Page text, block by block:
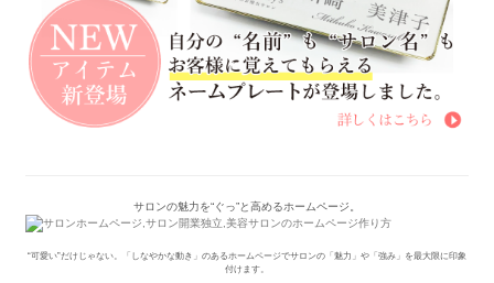
サロンの魅力を“ぐっ”と高めるホームページ。
“可愛い”だけじゃない。「しなやかな動き」のあるホームページでサロンの「魅力」や「強み」を最大限に印象
付けます。